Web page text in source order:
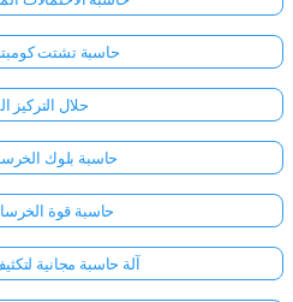
حاسبة تشتت
حلال التركيز
حاسبة بلوك
حاسبة قوة
آلة حاسبة مجانية